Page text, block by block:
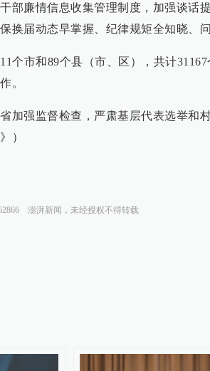
部廉情信息收集管理制度，加强谈话
换届动态早掌握、纪律规矩全知晓、
个市和89个县（市、区），共计
。
省加强监督检查，严肃基层代表选举
）
澎湃新闻，未经授权不得转载